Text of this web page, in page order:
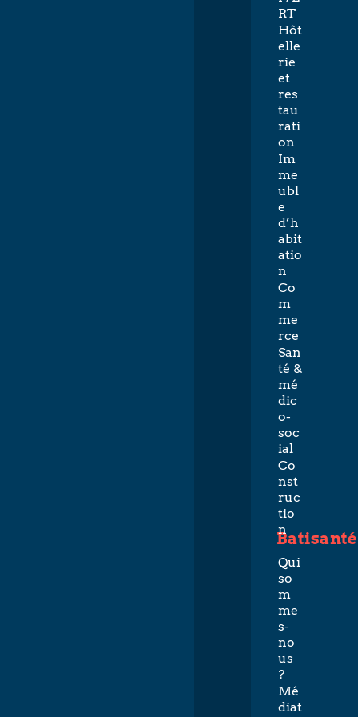
RT
Hôt
elle
rie
et
res
tau
rati
on
Im
me
ubl
e
d’h
abit
atio
n
Co
m
me
rce
San
té &
mé
dic
o-
soc
ial
Co
nst
ruc
tio
n
Batisanté
Qui
so
m
me
s-
no
us
?
Mé
diat